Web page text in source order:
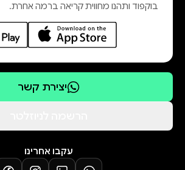
בוקפוד ותהנו מחווית קריאה ברמה אחרת.
יצירת קשר
עקבו אחרינו